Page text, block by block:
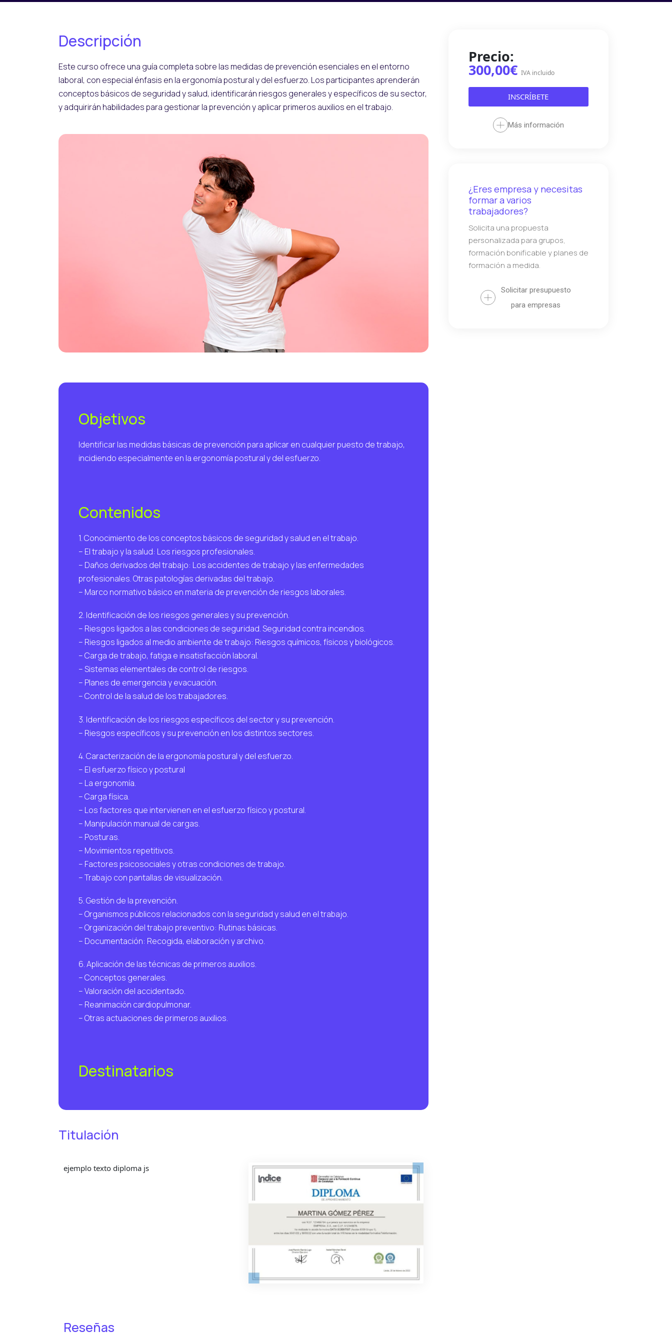
Descripción
Este curso ofrece una guía completa sobre las medidas de prevención esenciales en el entorno
laboral, con especial énfasis en la ergonomía postural y del esfuerzo. Los participantes aprenderán
conceptos básicos de seguridad y salud, identificarán riesgos generales y específicos de su sector,
y adquirirán habilidades para gestionar la prevención y aplicar primeros auxilios en el trabajo.
Objetivos
Identificar las medidas básicas de prevención para aplicar en cualquier puesto de trabajo,
incidiendo especialmente en la ergonomía postural y del esfuerzo.
Contenidos
1. Conocimiento de los conceptos básicos de seguridad y salud en el trabajo.
– El trabajo y la salud: Los riesgos profesionales.
– Daños derivados del trabajo: Los accidentes de trabajo y las enfermedades
profesionales. Otras patologías derivadas del trabajo.
– Marco normativo básico en materia de prevención de riesgos laborales.
2. Identificación de los riesgos generales y su prevención.
– Riesgos ligados a las condiciones de seguridad. Seguridad contra incendios.
– Riesgos ligados al medio ambiente de trabajo: Riesgos químicos, físicos y biológicos.
– Carga de trabajo, fatiga e insatisfacción laboral.
– Sistemas elementales de control de riesgos.
– Planes de emergencia y evacuación.
– Control de la salud de los trabajadores.
3. Identificación de los riesgos específicos del sector y su prevención.
– Riesgos específicos y su prevención en los distintos sectores.
4. Caracterización de la ergonomía postural y del esfuerzo.
– El esfuerzo físico y postural
– La ergonomía.
– Carga física.
– Los factores que intervienen en el esfuerzo físico y postural.
– Manipulación manual de cargas.
– Posturas.
– Movimientos repetitivos.
– Factores psicosociales y otras condiciones de trabajo.
– Trabajo con pantallas de visualización.
5. Gestión de la prevención.
– Organismos públicos relacionados con la seguridad y salud en el trabajo.
– Organización del trabajo preventivo: Rutinas básicas.
– Documentación: Recogida, elaboración y archivo.
6. Aplicación de las técnicas de primeros auxilios.
– Conceptos generales.
– Valoración del accidentado.
– Reanimación cardiopulmonar.
– Otras actuaciones de primeros auxilios.
Destinatarios
Titulación
ejemplo texto diploma js
Precio:
300,00€ IVA incluido
INSCRÍBETE
Más información
¿Eres empresa y necesitas
formar a varios
trabajadores?
Solicita una propuesta
personalizada para grupos,
formación bonificable y planes de
formación a medida.
Solicitar presupuesto
para empresas
Reseñas